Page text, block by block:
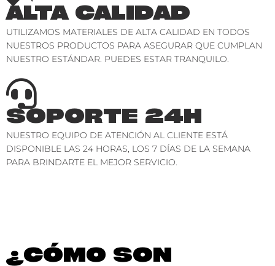
ALTA CALIDAD
UTILIZAMOS MATERIALES DE ALTA CALIDAD EN TODOS
NUESTROS PRODUCTOS PARA ASEGURAR QUE CUMPLAN
NUESTRO ESTÁNDAR. PUEDES ESTAR TRANQUILO.
SOPORTE 24H
NUESTRO EQUIPO DE ATENCIÓN AL CLIENTE ESTÁ
DISPONIBLE LAS 24 HORAS, LOS 7 DÍAS DE LA SEMANA
PARA BRINDARTE EL MEJOR SERVICIO.
¿CÓMO SON